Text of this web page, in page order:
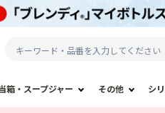
箱・スープジャー その他 シ